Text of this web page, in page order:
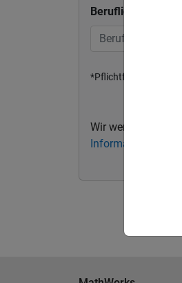
Berufliche oder
*Pflichtfeld
Wir werden Ihre
Informationen